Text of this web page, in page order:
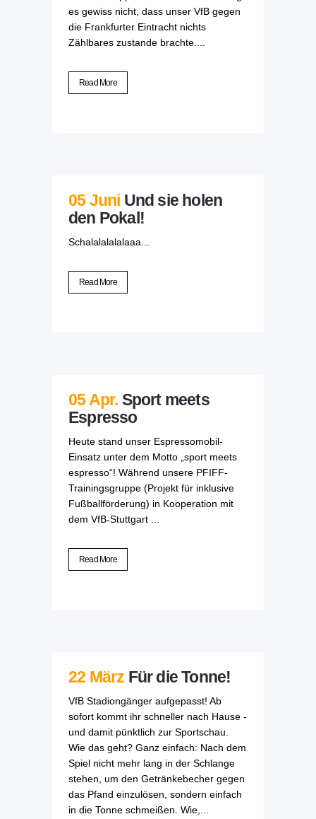
es gewiss nicht, dass unser VfB gegen
die Frankfurter Eintracht nichts
Zählbares zustande brachte....
Read More
05 Juni Und sie holen
den Pokal!
Schalalalalalaaa...
Read More
05 Apr. Sport meets
Espresso
Heute stand unser Espressomobil-
Einsatz unter dem Motto „sport meets
espresso“! Während unsere PFIFF-
Trainingsgruppe (Projekt für inklusive
Fußballförderung) in Kooperation mit
dem VfB-Stuttgart ...
Read More
22 März Für die Tonne!
VfB Stadiongänger aufgepasst! Ab
sofort kommt ihr schneller nach Hause -
und damit pünktlich zur Sportschau.
Wie das geht? Ganz einfach: Nach dem
Spiel nicht mehr lang in der Schlange
stehen, um den Getränkebecher gegen
das Pfand einzulösen, sondern einfach
in die Tonne schmeißen. Wie,...